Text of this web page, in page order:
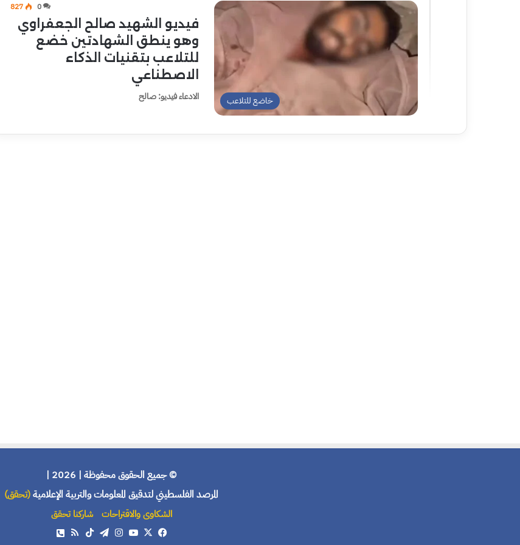
خاضع للتلاعب
0
827
فيديو الشهيد صالح الجعفراوي
وهو ينطق الشهادتين خضع
للتلاعب بتقنيات الذكاء
الاصطناعي
الادعاء فيديو: صالح
© جميع الحقوق محفوظة | 2026 |
المرصد الفلسطيني لتدقيق المعلومات والتربية الإعلامية(تحقق)
الشكاوى والاقتراحات
شاركنا تحقق
فيسبوك
X يوتيوبانستقرامتيلقرام‫TikTokملخص